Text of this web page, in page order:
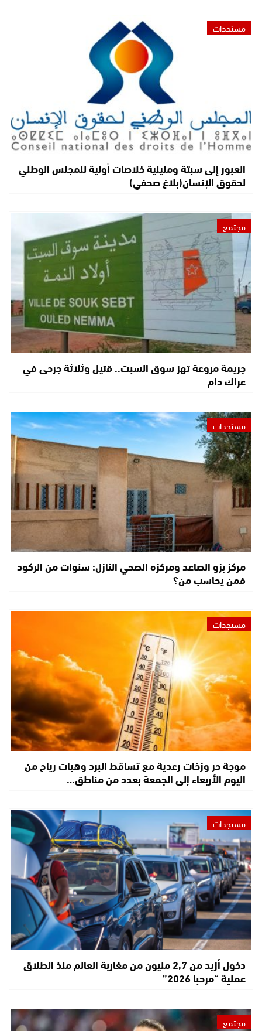
مستجدات
العبور إلى سبتة ومليلية خلاصات أولية للمجلس الوطني
لحقوق الإنسان(بلاغ صحفي)
مجتمع
جريمة مروعة تهز سوق السبت.. قتيل وثلاثة جرحى في
عراك دام
مستجدات
مركز بزو الصاعد ومركزه الصحي النازل: سنوات من الركود
فمن يحاسب من؟
مستجدات
موجة حر وزخات رعدية مع تساقط البرد وهبات رياح من
اليوم الأربعاء إلى الجمعة بعدد من مناطق…
مستجدات
دخول أزيد من 2,7 مليون من مغاربة العالم منذ انطلاق
عملية “مرحبا 2026”
مجتمع